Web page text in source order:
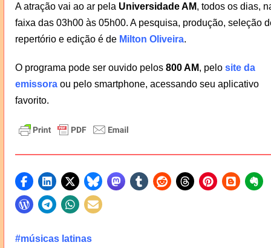
A atração vai ao ar pela Universidade AM, todos os dias,
faixa das 03h00 às 05h00. A pesquisa, produção, seleção
repertório e edição é de Milton Oliveira.
O programa pode ser ouvido pelos 800 AM, pelo site da
emissoraou pelo smartphone, acessando seu aplicativo
favorito.
#músicas latinas